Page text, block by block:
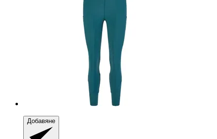
Добавяне